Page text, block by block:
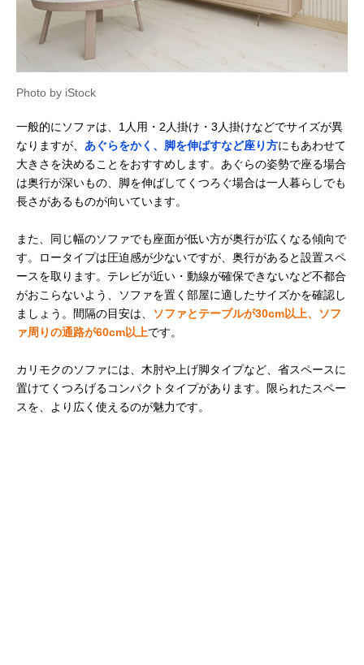
Photo by iStock
一般的にソファは、1人用・2人掛け・3人掛けなどでサイズが異
なりますが、 あぐらをかく、脚を伸ばすなど座り方にもあわせて
大きさを決めることをおすすめします。あぐらの姿勢で座る場合
は奥行が深いもの、脚を伸ばしてくつろぐ場合は一人暮らしでも
長さがあるものが向いています。
また、同じ幅のソファでも座面が低い方が奥行が広くなる傾向で
す。ロータイプは圧迫感が少ないですが、奥行があると設置スペ
ースを取ります。テレビが近い・動線が確保できないなど不都合
がおこらないよう、ソファを置く部屋に適したサイズかを確認し
ましょう。間隔の目安は、
ソファとテーブルが30cm以上、ソフ
ァ周りの通路が60cm以上です。
カリモクのソファには、木肘や上げ脚タイプなど、省スペースに
置けてくつろげるコンパクトタイプがあります。限られたスペー
スを、より広く使えるのが魅力です。